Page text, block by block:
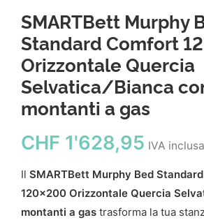
SMARTBett Murphy
Standard Comfort
Orizzontale Quercia
Selvatica/Bianca
montanti a gas
CHF 1'628,95 IVA inclusa
Il SMARTBett Murphy Bed
120x200 Orizzontale Quercia
montanti a gas trasforma la tua